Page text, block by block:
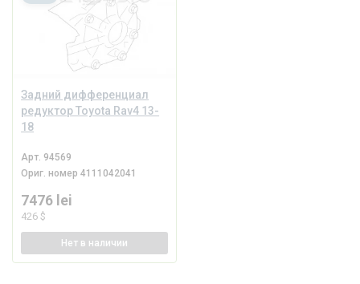
Задний дифференциал
редуктор Toyota Rav4 13-
18
Арт. 94569
Ориг. номер4111042041
7476 lei
426 $
Нет в наличии